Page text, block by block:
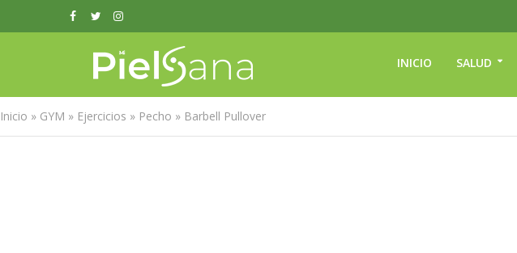
INICIO SALUD
Inicio » GYM » Ejercicios » Pecho » Barbell Pullover